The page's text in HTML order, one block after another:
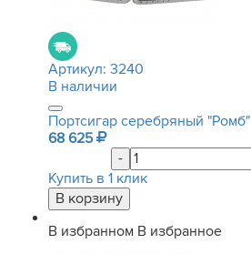
Артикул: 3240
В наличии
Портсигар серебряный "Ромб"
68 625
-
Купить в 1 клик
В избранном В избранное